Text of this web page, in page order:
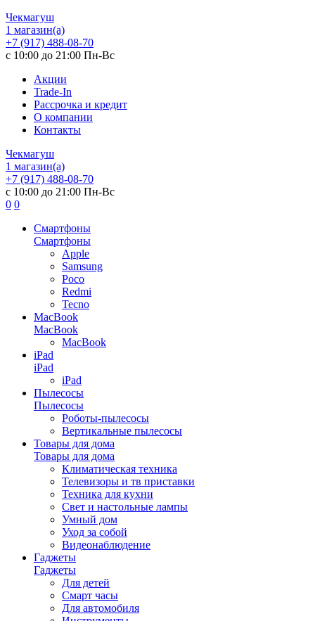
Чекмагуш
1 магазин(а)
+7 (917) 488-08-70
с 10:00 до 21:00 Пн-Вс
Акции
Trade-In
Рассрочка и кредит
О компании
Контакты
Чекмагуш
1 магазин(а)
+7 (917) 488-08-70
с 10:00 до 21:00 Пн-Вс
0 0
Смартфоны
Смартфоны
Apple
Samsung
Poco
Redmi
Tecno
MacBook
MacBook
MacBook
iPad
iPad
iPad
Пылесосы
Пылесосы
Роботы-пылесосы
Вертикальные пылесосы
Товары для дома
Товары для дома
Климатическая техника
Телевизоры и тв приставки
Техника для кухни
Свет и настольные лампы
Умный дом
Уход за собой
Видеонаблюдение
Гаджеты
Гаджеты
Для детей
Смарт часы
Для автомобиля